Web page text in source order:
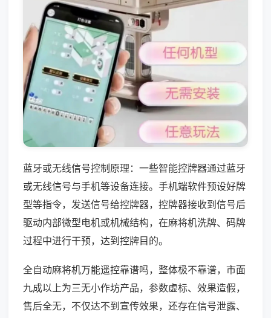
蓝牙或无线信号控制原理：一些智能控牌器通过蓝牙
或无线信号与手机等设备连接。手机端软件预设好牌
型等指令，发送信号给控牌器，控牌器接收到信号后
驱动内部微型电机或机械结构，在麻将机洗牌、码牌
过程中进行干预，达到控牌目的。
全自动麻将机万能遥控靠谱吗，整体极不靠谱，市面
九成以上为三无小作坊产品，参数虚标、效果造假，
售后全无，不仅达不到宣传效果，还存在信号泄露、